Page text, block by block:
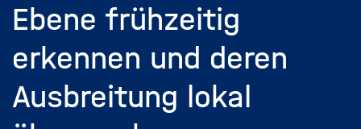
Ebene frühzeitig
erkennen und deren
Ausbreitung lokal